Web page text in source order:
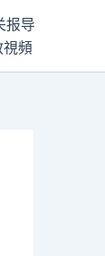
报导
視頻